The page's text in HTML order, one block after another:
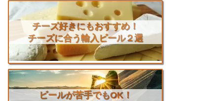
チーズ好きにもおすすめ！
チーズに合う輸入ビール２選
ビールが苦手でもOK！